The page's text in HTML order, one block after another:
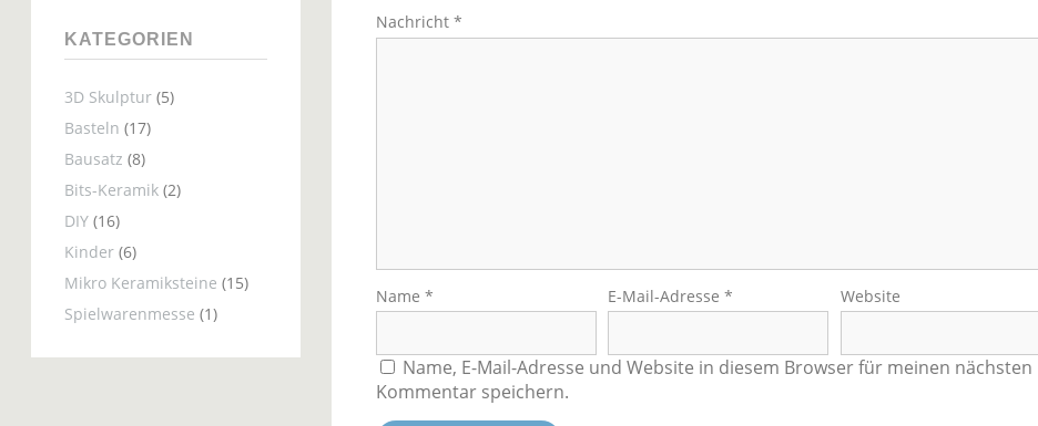
KATEGORIEN
3D Skulptur (5)
Basteln (17)
Bausatz (8)
Bits-Keramik (2)
DIY (16)
Kinder (6)
Mikro Keramiksteine (15)
Spielwarenmesse (1)
Nachricht *
Name * E-Mail-Adresse* Website
Name, E-Mail-Adresse und Website in diesem Browser für meinen nächsten
Kommentar speichern.